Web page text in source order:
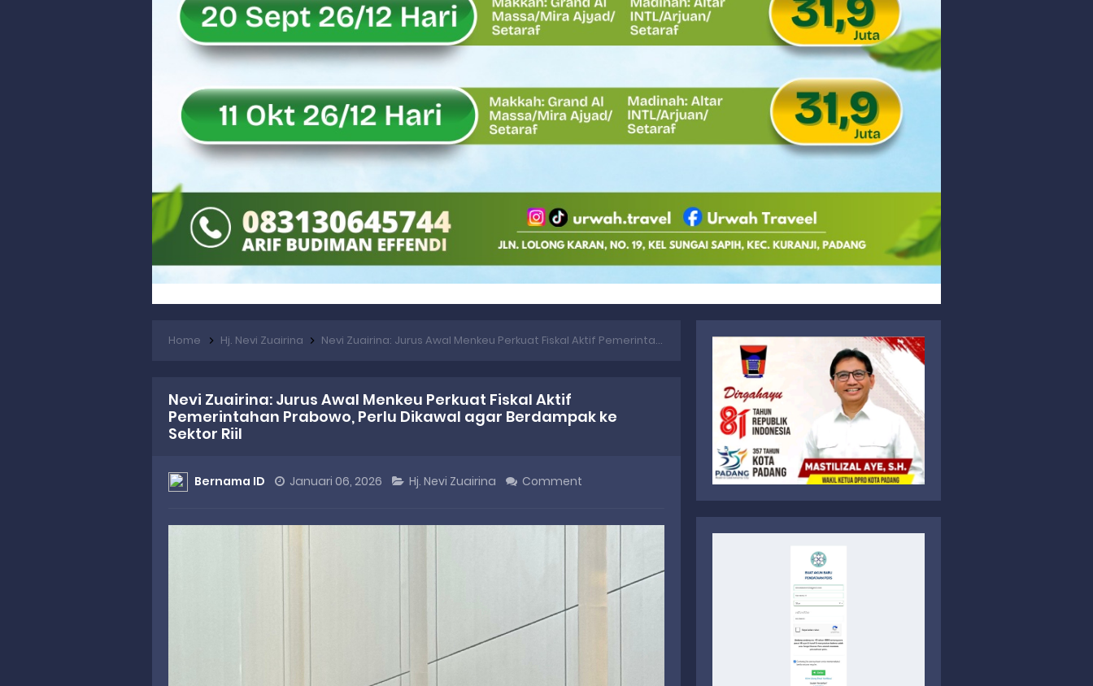
Dialog Inspiratif di Agam, Legislator Nevi Zuairina Sampaikan Hal Ini
Danpusterad Resmi Tutup Program Bakti TNI AD Untuk Rakyat di Kabupaten Kepulauan Mentawai
Rahmat Saleh Nilai Penataan BUMN Perlu, Asalkan Layanan Publik Tetap Terjaga
Thursday, 6 August
Home Hj. Nevi Zuairina Nevi Zuairina: Jurus Awal Menkeu Perkuat Fiskal Aktif Pemerintahan Prabowo, Perlu Dikawal agar Berdampak ke Sektor Riil
Nevi Zuairina: Jurus Awal Menkeu Perkuat Fiskal Aktif
Pemerintahan Prabowo, Perlu Dikawal agar Berdampak ke
Sektor Riil
Bernama ID Januari 06, 2026 Hj. Nevi Zuairina Comment